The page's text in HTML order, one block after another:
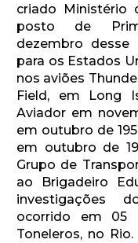
criado Ministério
posto de
dezembro desse
para os Estados
nos aviões
Field, em Long
Aviador em
em outubro de
em outubro de
Grupo de
ao Brigadeiro
investigações
ocorrido em 05
Toneleros, no